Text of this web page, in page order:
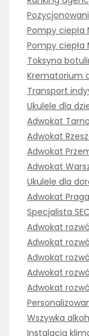
Pompy ciepła
Pompy ciepła
Toksyna
Krematorium
Transport
Ukulele dla
Adwokat
Adwokat
Adwokat
Adwokat
Ukulele dla
Adwokat
Specjalista
Adwokat
Adwokat
Adwokat
Adwokat
Adwokat
Wszywka
Instalacja